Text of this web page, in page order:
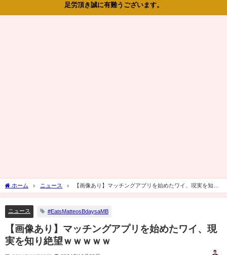
足労頂き誠に有難うございます。
ホーム ニュース
【画像あり】マッチングアプリを始めたワイ、現実を知り
絶望ｗｗｗｗｗ
ニュース #EatsMatteosBdaysaMB
【画像あり】マッチングアプリを始めたワイ、現
実を知り絶望ｗｗｗｗｗ